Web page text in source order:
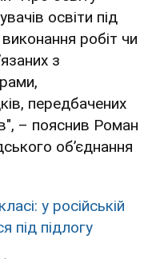
освіти під
робіт чи
з
передбачених
– пояснив Роман
об’єднання
у російській
під підлогу